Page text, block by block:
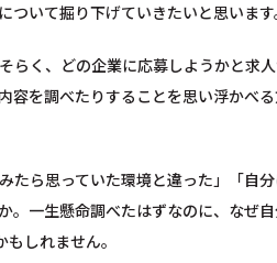
いて掘り下げていきたいと思います
く、どの企業に応募しようかと求
を調べたりすることを思い浮かべ
ら思っていた環境と違った」「自
一生懸命調べたはずなのに、なぜ
しれません。